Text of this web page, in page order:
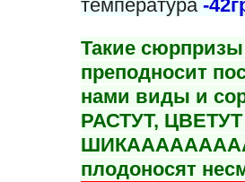
температура -
Такие
преподносит
нами виды и
РАСТУТ,
плодоносят